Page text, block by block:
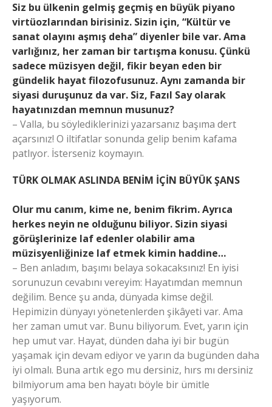
Siz bu ülkenin gelmiş geçmiş en büyük piyano
virtüozlarından birisiniz. Sizin için, “Kültür ve
sanat olayını aşmış deha” diyenler bile var. Ama
varlığınız, her zaman bir tartışma konusu. Çünkü
sadece müzisyen değil, fikir beyan eden bir
gündelik hayat filozofusunuz. Aynı zamanda bir
siyasi duruşunuz da var. Siz, Fazıl Say olarak
hayatınızdan memnun musunuz?
– Valla, bu söylediklerinizi yazarsanız başıma dert
açarsınız! O iltifatlar sonunda gelip benim kafama
patlıyor. İsterseniz koymayın.
TÜRK OLMAK ASLINDA BENİM İÇİN BÜYÜK ŞANS
Olur mu canım, kime ne, benim fikrim. Ayrıca
herkes neyin ne olduğunu biliyor. Sizin siyasi
görüşlerinize laf edenler olabilir ama
müzisyenliğinize laf etmek kimin haddine…
– Ben anladım, başımı belaya sokacaksınız! En iyisi
sorunuzun cevabını vereyim: Hayatımdan memnun
değilim. Bence şu anda, dünyada kimse değil.
Hepimizin dünyayı yönetenlerden şikâyeti var. Ama
her zaman umut var. Bunu biliyorum. Evet, yarın için
hep umut var. Hayat, dünden daha iyi bir bugün
yaşamak için devam ediyor ve yarın da bugünden daha
iyi olmalı. Buna artık ego mu dersiniz, hırs mı dersiniz
bilmiyorum ama ben hayatı böyle bir ümitle
yaşıyorum.